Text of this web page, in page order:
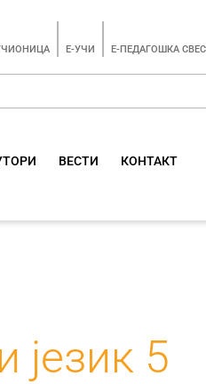
E-УЧИ Е-ПЕДАГОШКА
ВЕСТИ КОНТАКТ
језик 5